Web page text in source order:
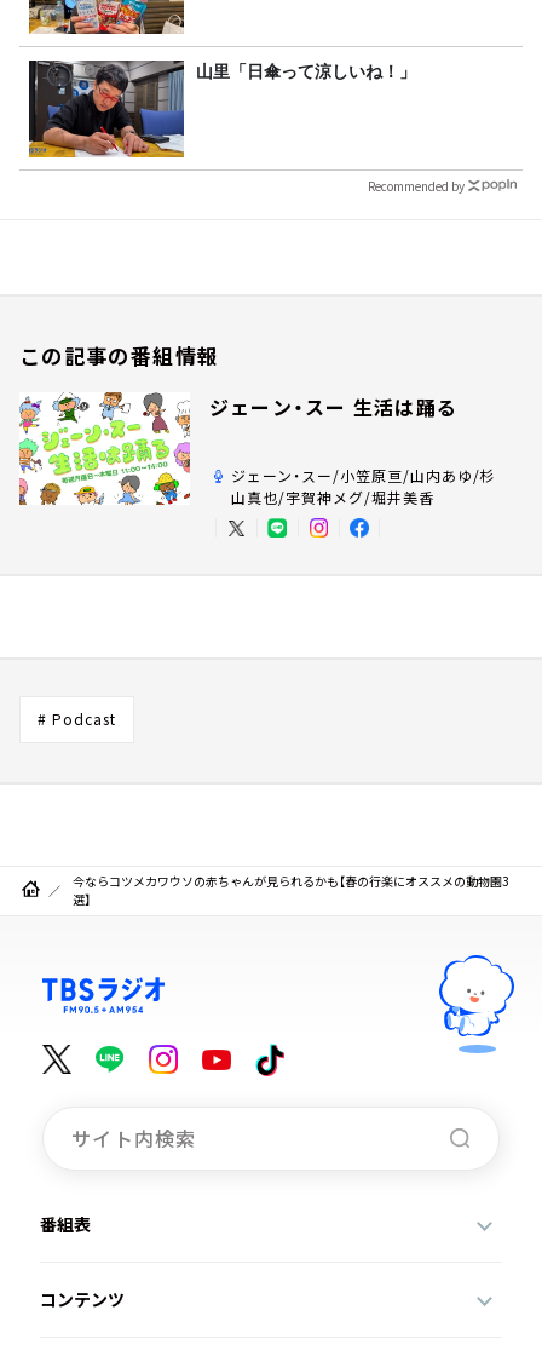
山里「日傘って涼しいね！」
Recommended by
この記事の番組情報
ジェーン・スー 生活は踊る
ジェーン・スー/小笠原亘/山内あゆ/杉
山真也/宇賀神メグ/堀井美香
# Podcast
今ならコツメカワウソの赤ちゃんが見られるかも【春の行楽にオススメの動物園3
選】
番組表
コンテンツ